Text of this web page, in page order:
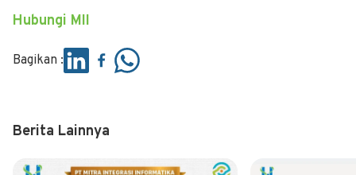
Hubungi MII
Bagikan :
Berita Lainnya